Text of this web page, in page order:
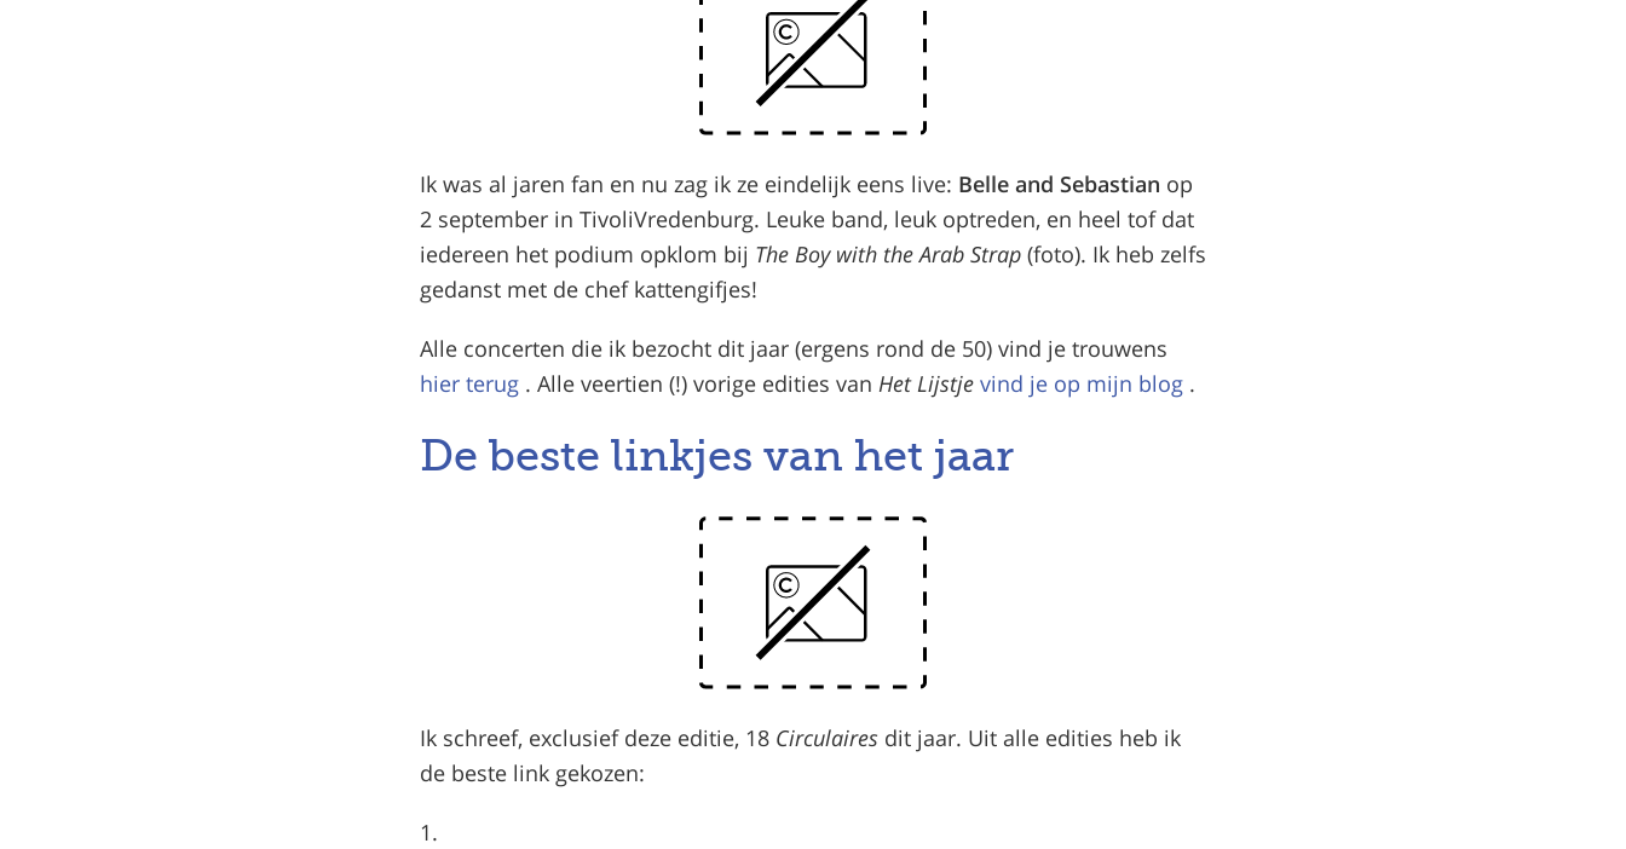
Ik was al jaren fan en nu zag ik ze eindelijk eens live: Belle and Sebastian op
2 september in TivoliVredenburg. Leuke band, leuk optreden, en heel tof dat
iedereen het podium opklom bij The Boy with the Arab Strap (foto). Ik heb zelfs
gedanst met de chef kattengifjes!
Alle concerten die ik bezocht dit jaar (ergens rond de 50) vind je trouwens
hier terug . Alle veertien (!) vorige edities van Het Lijstje vind je op mijn blog .
De beste linkjes van het jaar
Ik schreef, exclusief deze editie, 18 Circulaires dit jaar. Uit alle edities heb ik
de beste link gekozen: